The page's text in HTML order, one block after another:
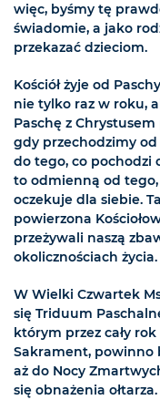
więc, byśmy tę
świadomie, a jako
przekazać dzieciom.
Kościół żyje od
nie tylko raz w roku,
Paschę z
gdy przechodzimy
do tego, co pochodzi
to odmienną od tego,
oczekuje dla siebie.
powierzona
przeżywali naszą
okolicznościach życia.
W Wielki Czwartek
się Triduum
którym przez cały
Sakrament, powinno
aż do Nocy
się obnażenia